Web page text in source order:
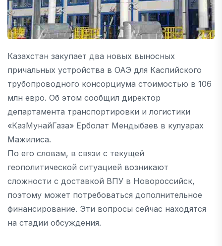
Казахстан закупает два новых выносных
причальных устройства в ОАЭ для Каспийского
трубопроводного консорциума стоимостью в 106
млн евро. Об этом сообщил директор
департамента транспортировки и логистики
«КазМунайГаза» Ерболат Мендыбаев в кулуарах
Мажилиса.
По его словам, в связи с текущей
геополитической ситуацией возникают
сложности с доставкой ВПУ в Новороссийск,
поэтому может потребоваться дополнительное
финансирование. Эти вопросы сейчас находятся
на стадии обсуждения.